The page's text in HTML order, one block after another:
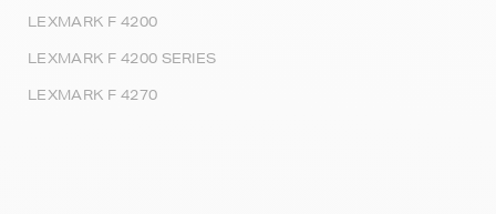
LEXMARK F 4200
LEXMARK F 4200 SERIES
LEXMARK F 4270